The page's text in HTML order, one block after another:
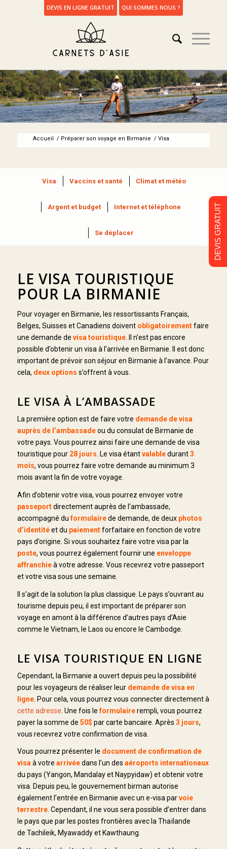
DEVIS EN LIGNE GRATUIT QUI SOMMES NOUS ?
Accueil / Préparer son voyage en Birmanie / Visa
Visa Vaccins et santé Climat et météo
Argent et budget Internet et téléphone
Se déplacer
LE VISA TOURISTIQUE
POUR LA BIRMANIE
Pour voyager en Birmanie, les ressortissants Français,
Belges, Suisses et Canadiens doivent obligatoirementfaire
une demande de visa touristique. Il n’est pas encore
possible d’obtenir un visa à l’arrivée en Birmanie. Il est donc
important de prévoir son séjour en Birmanie à l’avance. Pour
cela, deux options s’offrent à vous.
LE VISA À L’AMBASSADE
La première option est de faire votre demande de visa
auprès de l’ambassadeou du consulat de Birmanie de
votre pays. Vous pourrez ainsi faire une demande de visa
touristique pour 28 jours . Le visa étantvalabledurant3
mois, vous pourrez faire votre demande au minimum 3
mois avant la fin de votre voyage.
Afin d’obtenir votre visa, vous pourrez envoyer votre
passeportdirectement auprès de l’ambassade,
accompagné duformulairede demande, de deux photos
d’identitéet du paiementforfaitaire en fonction de votre
pays d’origine. Si vous souhaitez faire votre visa par la
poste, vous pourrez également fournir une enveloppe
affranchieà votre adresse. Vous recevrez votre passeport
et votre visa sous une semaine.
Il s’agit de la solution la plus classique. Le pays s’ouvrant au
tourisme depuis peu, il est important de préparer son
voyage en amont à la différence d’autres pays d’Asie
comme le Vietnam, le Laos ou encore le Cambodge.
LE VISA TOURISTIQUE EN LIGNE
Cependant, la Birmanie a ouvert depuis peu la possibilité
pour les voyageurs de réaliser leur demande de visa en
ligne. Pour cela, vous pourrez vous connecter directement à
cette adresse . Une fois leformulairerempli, vous pourrez
payer la somme de 50$ par carte bancaire. Après 3 jours,
vous recevrez votre confirmation de visa.
Vous pourrez présenter le document de confirmation de
visaà votre arrivéedans l’un des aéroports internationaux
du pays (Yangon, Mandalay et Naypyidaw) et obtenir votre
visa. Depuis peu, le gouvernement birman autorise
également l’entrée en Birmanie avec un e-visa parvoie
terrestre. Cependant, il ne vous sera possible d’entrer dans
le pays que par les postes frontières avec la Thaïlande
de Tachileik, Myawaddy et Kawthaung.
DEVIS GRATUIT